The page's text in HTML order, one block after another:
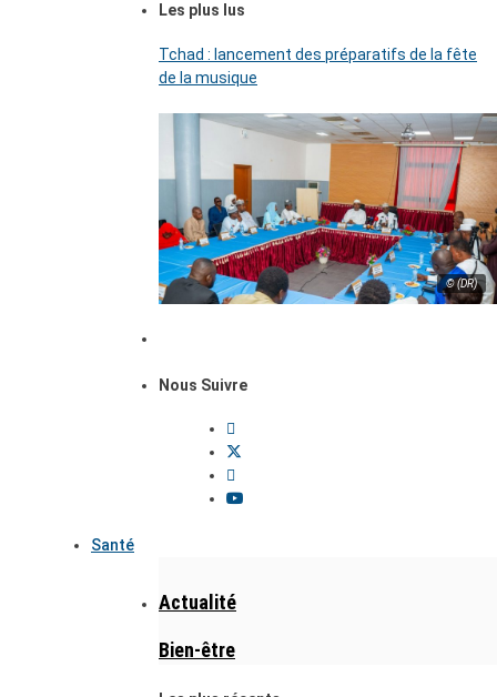
Les plus lus
Tchad : lancement des préparatifs de la fête
de la musique
© (DR)
Nous Suivre
Santé
Actualité
Bien-être